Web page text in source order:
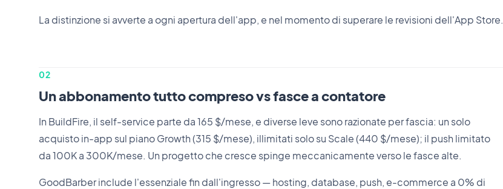
La distinzione si avverte a ogni apertura dell'app, e nel momento di superare le revisioni dell'App Store.
02
Un abbonamento tutto compreso vs fasce a contatore
In BuildFire, il self-service parte da 165 $/mese, e diverse leve sono razionate per fascia: un solo
acquisto in-app sul piano Growth (315 $/mese), illimitati solo su Scale (440 $/mese); il push limitato
da 100K a 300K/mese. Un progetto che cresce spinge meccanicamente verso le fasce alte.
GoodBarber include l'essenziale fin dall'ingresso — hosting, database, push, e-commerce a 0% di